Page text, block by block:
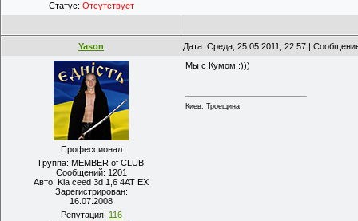
Статус: Отсутствует
Yason Дата: Среда, 25.05.2011, 22:57 |
Профессионал
Группа: MEMBER of CLUB
Сообщений: 1201
Авто: Kia ceed 3d 1,6 4AT EX
Зарегистрирован:
16.07.2008
Репутация: 116
Мы с Кумом :)))
Киев, Троещина